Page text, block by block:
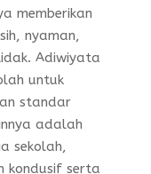
memberikan
nyaman,
Adiwiyata
untuk
standar
adalah
sekolah,
kondusif serta